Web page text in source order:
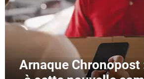
Arnaque